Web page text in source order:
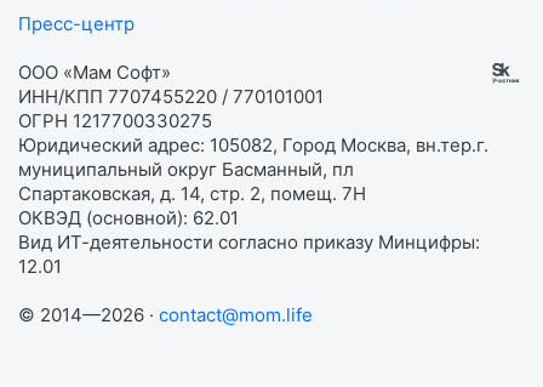
Пресс-центр
ООО «Мам Софт»
ИНН/КПП 7707455220 / 770101001
ОГРН 1217700330275
Юридический адрес: 105082, Город Москва, вн.тер.г.
муниципальный округ Басманный, пл
Спартаковская, д. 14, стр. 2, помещ. 7Н
ОКВЭД (основной): 62.01
Вид ИТ-деятельности согласно приказу Минцифры:
12.01
© 2014—2026 · contact@mom.life